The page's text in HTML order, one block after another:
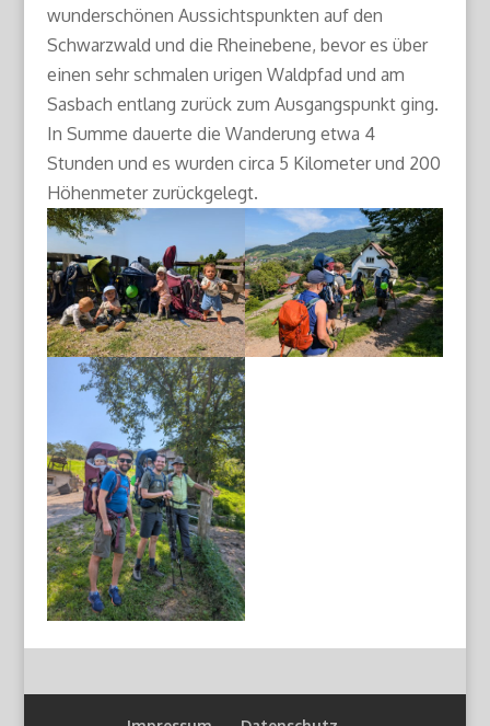
wunderschönen Aussichtspunkten auf den
Schwarzwald und die Rheinebene, bevor es über
einen sehr schmalen urigen Waldpfad und am
Sasbach entlang zurück zum Ausgangspunkt ging.
In Summe dauerte die Wanderung etwa 4
Stunden und es wurden circa 5 Kilometer und 200
Höhenmeter zurückgelegt.